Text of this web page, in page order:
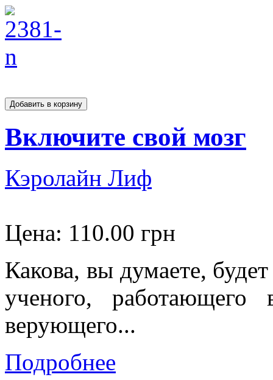
Включите свой мозг
Кэролайн Лиф
Цена: 110.00 грн
Какова, вы думаете,
ученого,
верующего...
Подробнее